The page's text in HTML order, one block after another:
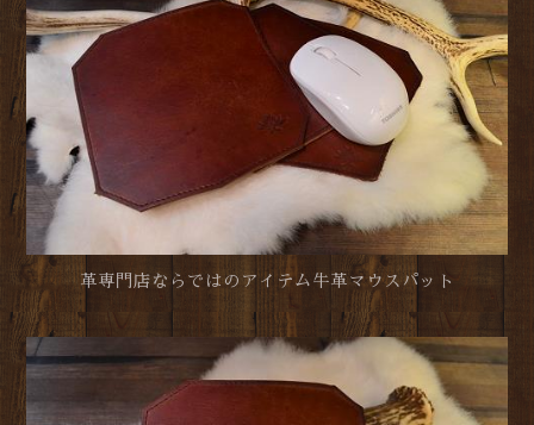
革専門店ならではのアイテム牛革マウスパット